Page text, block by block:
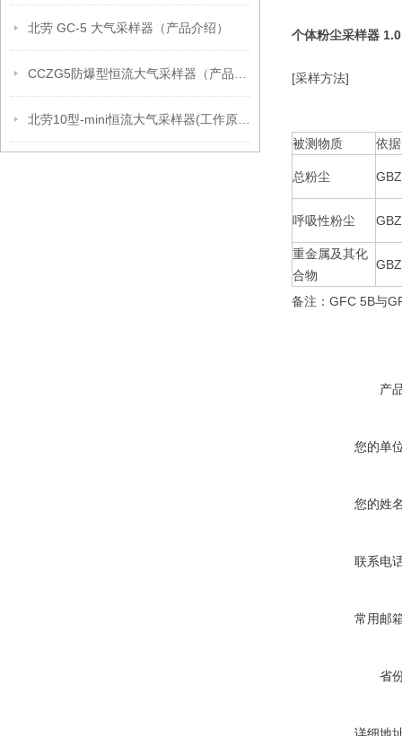
北劳 GC-5 大气采样器（产品介绍） 个体粉尘采样器
[采样方法]
被测物质 依据
总粉尘
呼吸性粉尘
重金属及其化
合物
备注：GFC 5B与
产
您的单
您的姓
联系电
常用邮
省